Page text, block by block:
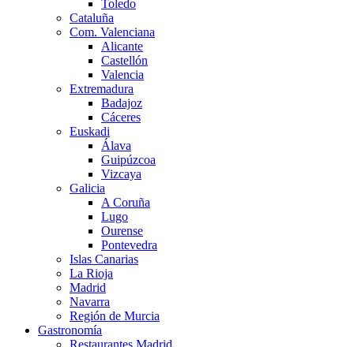
Toledo
Cataluña
Com. Valenciana
Alicante
Castellón
Valencia
Extremadura
Badajoz
Cáceres
Euskadi
Álava
Guipúzcoa
Vizcaya
Galicia
A Coruña
Lugo
Ourense
Pontevedra
Islas Canarias
La Rioja
Madrid
Navarra
Región de Murcia
Gastronomía
Restaurantes Madrid